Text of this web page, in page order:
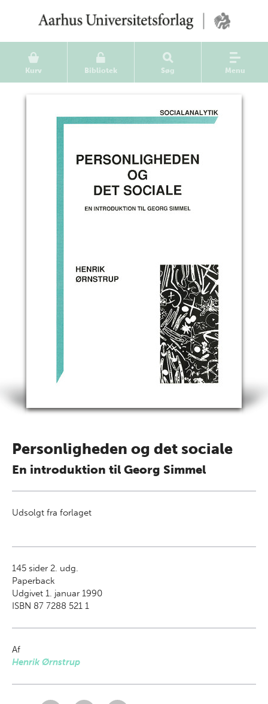
Kurv Bibliotek Søg Menu
Personligheden og det sociale
En introduktion til Georg Simmel
Udsolgt fra forlaget
145 sider 2. udg.
Paperback
Udgivet 1. januar 1990
ISBN 87 7288 521 1
Af
Henrik Ørnstrup